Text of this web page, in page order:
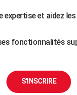
expertise et aidez
fonctionnalités
S'INSCRIRE